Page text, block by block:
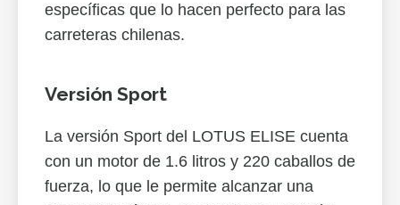
específicas que lo hacen perfecto para las
carreteras chilenas.
Versión Sport
La versión Sport del LOTUS ELISE cuenta
con un motor de 1.6 litros y 220 caballos de
fuerza, lo que le permite alcanzar una